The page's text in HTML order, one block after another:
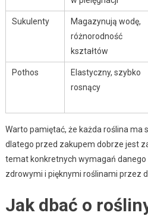
Sukulenty
Magazynują wodę,
różnorodność
kształtów
Pothos
Elastyczny, szybko
rosnący
Warto pamiętać, że każda roślina ma
dlatego przed zakupem dobrze jest
temat konkretnych wymagań danego
zdrowymi i pięknymi roślinami przez
Jak dbać o